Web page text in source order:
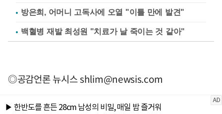
방은희, 어머니 고독사에 오열 "이틀 만에 발견"
백혈병 재발 최성원 "치료가 날 죽이는 것 같아"
◎공감언론 뉴시스shlim@newsis.com